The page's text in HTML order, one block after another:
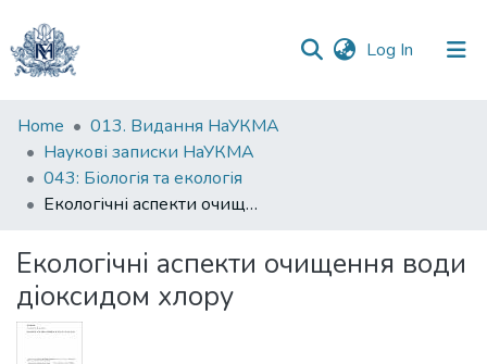
Log In (current)
Communities
&
Collections
Statistics
Home
013. Видання НаУКМА
Наукові записки НаУКМА
043: Біологія та екологія
Екологічні аспекти очищення води діоксидом хлору
Екологічні аспекти очищення води
діоксидом хлору